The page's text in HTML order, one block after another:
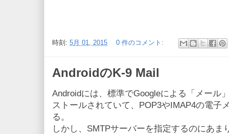
時刻: 5月 01, 2015 0 件のコメント:
AndroidのK-9 Mail
Androidには、標準でGoogleによる「メール
ストールされていて、POP3やIMAP4の電子
る。
しかし、SMTPサーバーを指定するのにあま